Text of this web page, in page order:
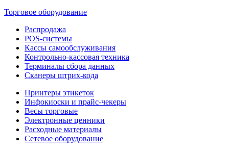
Торговое оборудование
Распродажа
POS-системы
Кассы самообслуживания
Контрольно-кассовая техника
Терминалы сбора данных
Сканеры штрих-кода
Принтеры этикеток
Инфокиоски и прайс-чекеры
Весы торговые
Электронные ценники
Расходные материалы
Сетевое оборудование